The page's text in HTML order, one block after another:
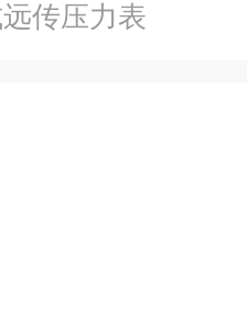
传压力表